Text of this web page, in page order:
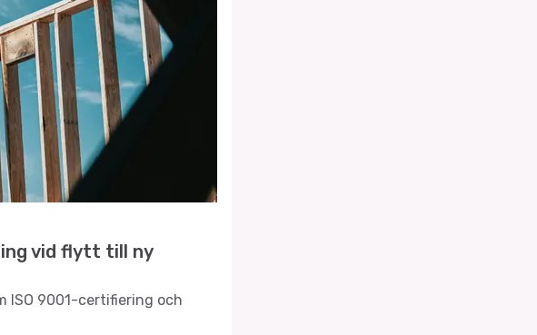
vid flytt till ny
ISO 9001-certifiering och